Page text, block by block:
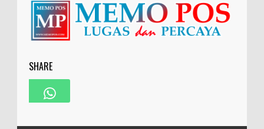
SHARE